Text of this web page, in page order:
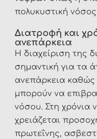
πολυκυστική
Διατροφή και
ανεπάρκεια
Η διαχείριση της
σημαντική για τα
ανεπάρκεια καθώς
μπορούν να
νόσου. Στη χρόνια
χρειάζεται
πρωτεΐνης,